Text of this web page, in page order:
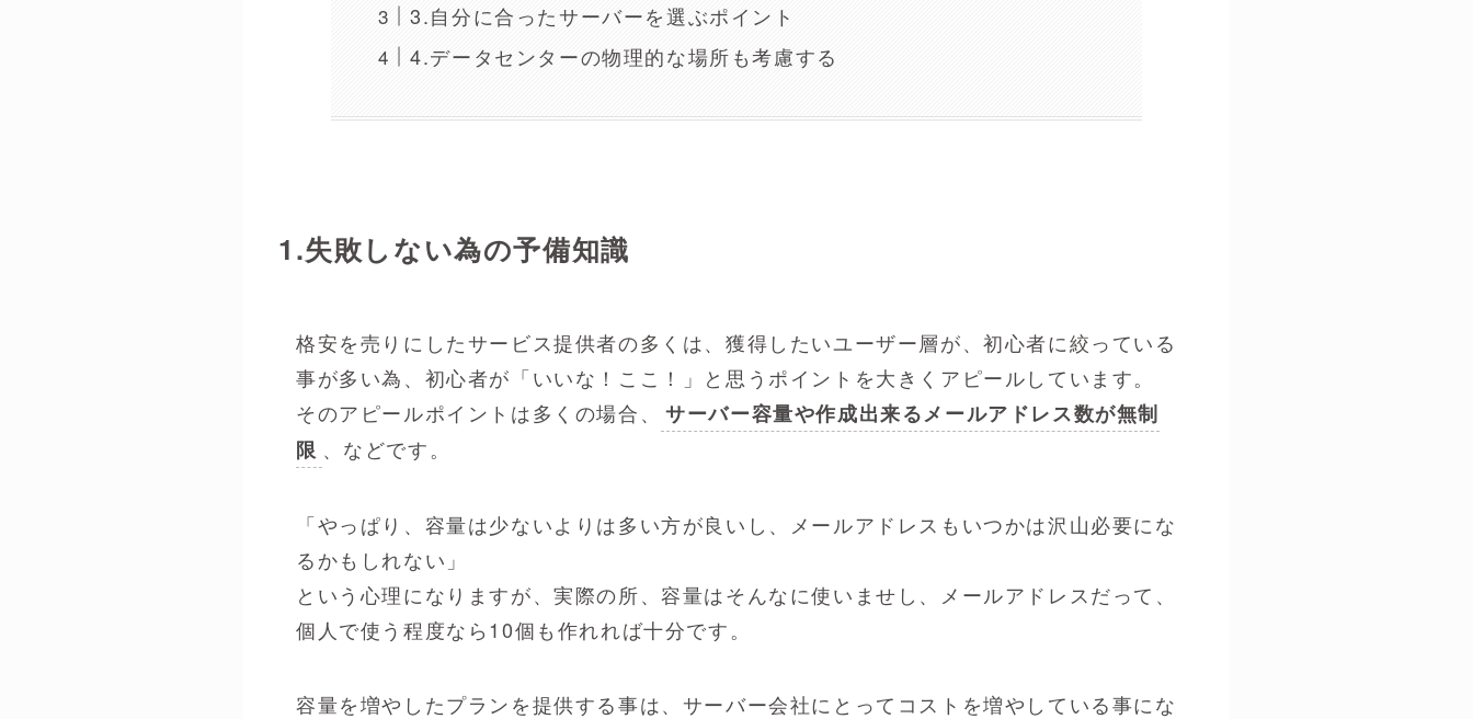
3.自分に合ったサーバーを選ぶポイント
4.データセンターの物理的な場所も考慮する
1.失敗しない為の予備知識
格安を売りにしたサービス提供者の多くは、獲得したいユーザー層が、初心者に絞っている
事が多い為、初心者が「いいな！ここ！」と思うポイントを大きくアピールしています。
そのアピールポイントは多くの場合、
サーバー容量や作成出来るメールアドレス数が無制
限 、などです。
「やっぱり、容量は少ないよりは多い方が良いし、メールアドレスもいつかは沢山必要にな
るかもしれない」
という心理になりますが、実際の所、容量はそんなに使いませし、メールアドレスだって、
個人で使う程度なら10個も作れれば十分です。
容量を増やしたプランを提供する事は、サーバー会社にとってコストを増やしている事にな